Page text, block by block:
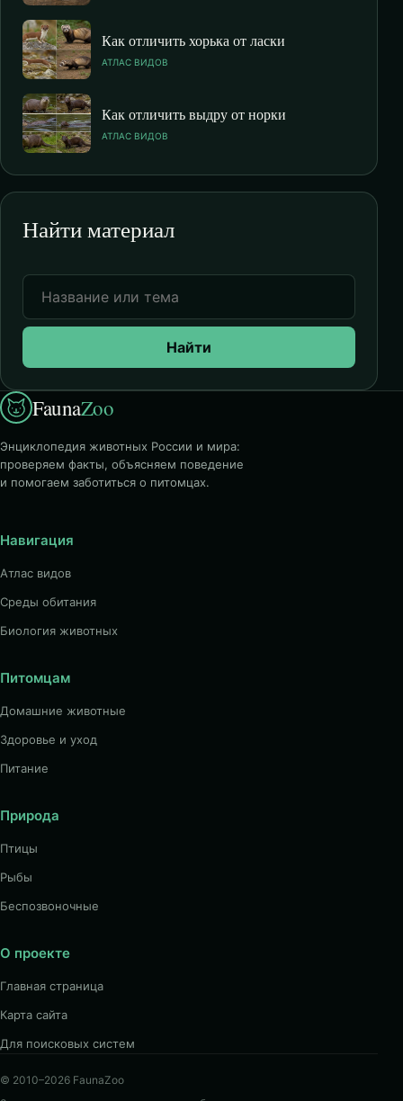
Как отличить хорька от ласки
АТЛАС ВИДОВ
Как отличить выдру от норки
АТЛАС ВИДОВ
Найти материал
Найти
FaunaZoo
Энциклопедия животных России и мира:
проверяем факты, объясняем поведение
и помогаем заботиться о питомцах.
Навигация
Атлас видов
Среды обитания
Биология животных
Питомцам
Домашние животные
Здоровье и уход
Питание
Природа
Птицы
Рыбы
Беспозвоночные
О проекте
Главная страница
Карта сайта
Для поисковых систем
© 2010–2026 FaunaZoo